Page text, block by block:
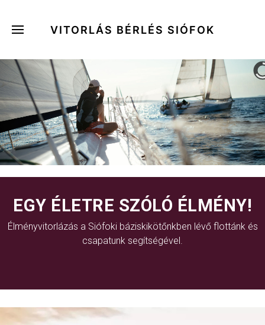
VITORLÁS BÉRLÉS SIÓFOK
EGY ÉLETRE SZÓLÓ ÉLMÉNY!
Élményvitorlázás a Siófoki báziskikötőnkben lévő flottánk és
csapatunk segítségével.